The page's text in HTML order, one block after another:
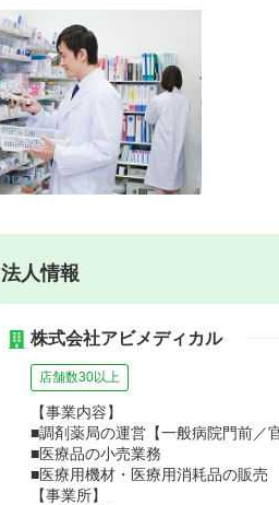
法人情報
株式会社アビメディカル
店舗数30以上
【事業内容】
■調剤薬局の運営【一般病院門前／
■医療品の小売業務
■医療用機材・医療用消耗品の販売
【事業所】